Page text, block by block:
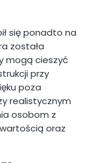
się ponadto na
została
mogą cieszyć
przy
poza
realistycznym
osobom z
oraz